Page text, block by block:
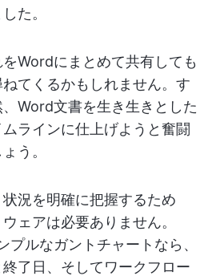
た。
Wordにまとめて共有しても
てくるかもしれません。す
Word文書を生き生きとした
ラインに仕上げようと奮闘
う。
況を明確に把握するため
ェアは必要ありません。
プルなガントチャートなら、
了日、そしてワークフロー